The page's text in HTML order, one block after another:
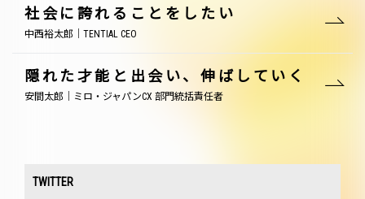
社会に誇れることをしたい
中西裕太郎｜TENTIAL CEO
隠れた才能と出会い、伸ばしていく
安間太郎｜ミロ・ジャパンCX 部門統括責任者
TWITTER